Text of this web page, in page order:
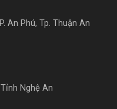
An Phú, Tp. Thuận An
Nghệ An